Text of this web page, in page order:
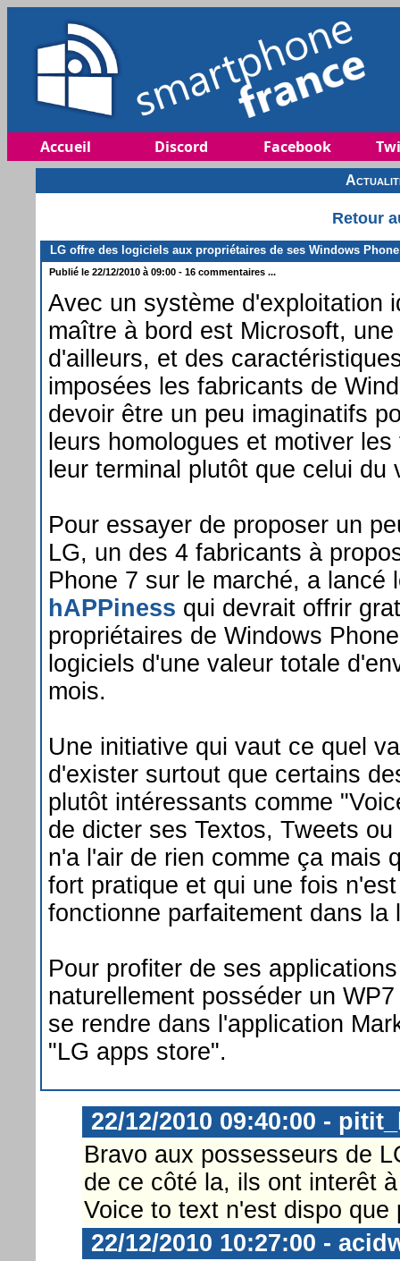
Accueil Discord Facebook
Retour
LG offre des logiciels aux propriétaires de ses Windows Phone
Publié le 22/12/2010 à 09:00 - 16 commentaires ...
Avec un système d'exploitation
maître à bord est Microsoft,
d'ailleurs, et des
imposées les fabricants de
devoir être un peu imaginatifs
leurs homologues et motiver
leur terminal plutôt que celui du
Pour essayer de proposer un
LG, un des 4 fabricants à
Phone 7 sur le marché, a lancé
hAPPiness qui devrait offrir
propriétaires de Windows
logiciels d'une valeur totale
mois.
Une initiative qui vaut ce quel
d'exister surtout que certains
plutôt intéressants comme
de dicter ses Textos, Tweets
n'a l'air de rien comme ça mais
fort pratique et qui une fois
fonctionne parfaitement dans la
Pour profiter de ses
naturellement posséder un
se rendre dans l'application
"LG apps store".
22/12/2010 09:40:00 -
Bravo aux possesseurs de
de ce côté la, ils ont interêt
Voice to text n'est dispo
22/12/2010 10:27:00 -